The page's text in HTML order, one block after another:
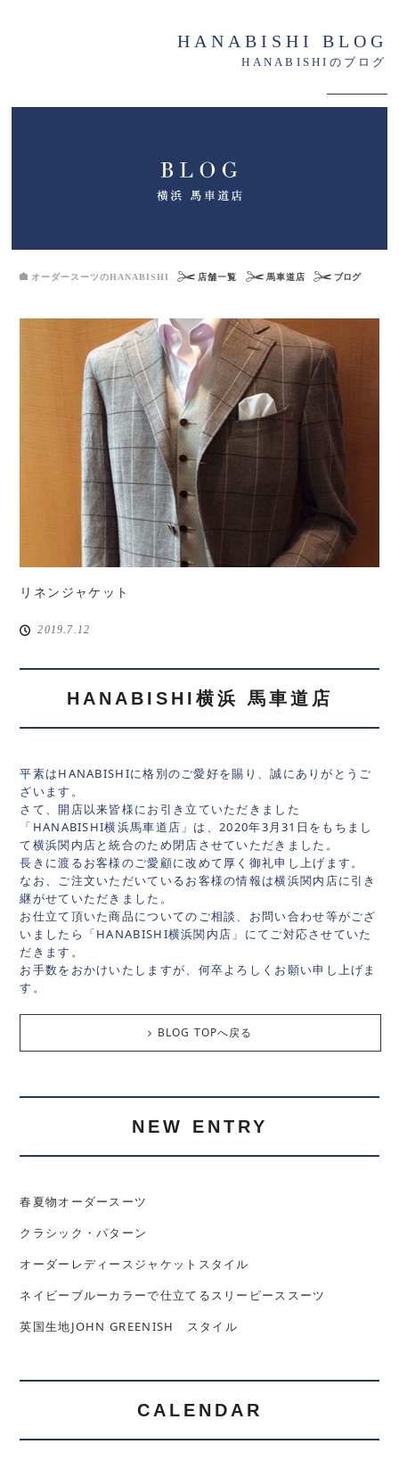
HANABISHI BLOG
HANABISHIのブログ
オーダースーツのHANABISHI 店舗一覧 馬車道店 ブログ
リネンジャケット
2019.7.12
HANABISHI横浜 馬車道店
平素はHANABISHIに格別のご愛好を賜り、誠にありがとうご
ざいます。
さて、開店以来皆様にお引き立ていただきました
「HANABISHI横浜馬車道店」は、2020年3月31日をもちまし
て横浜関内店と統合のため閉店させていただきました。
長きに渡るお客様のご愛顧に改めて厚く御礼申し上げます。
なお、ご注文いただいているお客様の情報は横浜関内店に引き
継がせていただきました。
お仕立て頂いた商品についてのご相談、お問い合わせ等がござ
いましたら「HANABISHI横浜関内店」にてご対応させていた
だきます。
お手数をおかけいたしますが、何卒よろしくお願い申し上げま
す。
BLOG TOPへ戻る
NEW ENTRY
春夏物オーダースーツ
クラシック・パターン
オーダーレディースジャケットスタイル
ネイビーブルーカラーで仕立てるスリーピーススーツ
英国生地JOHN GREENISH スタイル
CALENDAR